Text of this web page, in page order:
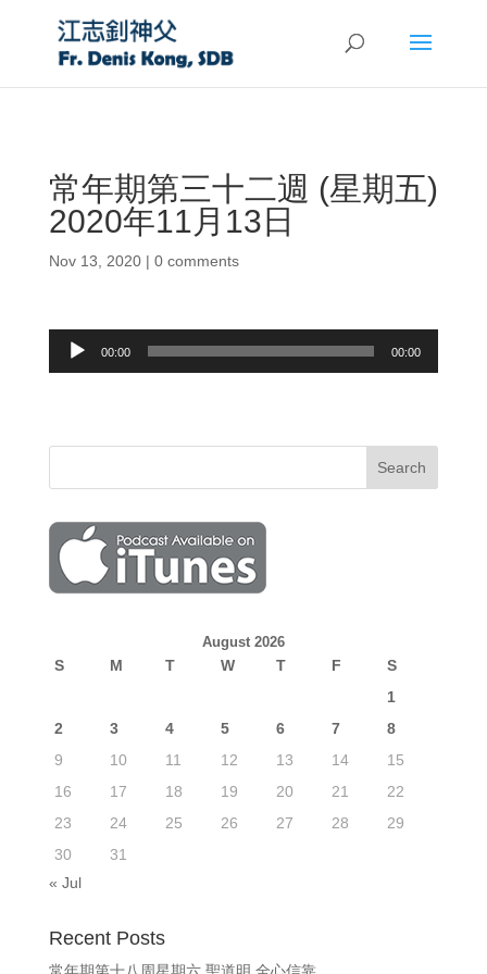
常年期第三十二週 (星期五)
2020年11月13日
Nov 13, 2020| 0 comments
Audio
00:00 00:00
August 2026
S M T W T F
S
1
2
3 4 5 6 7
8
9
10 11 12 13 14
15
16
17 18 19 20 21
22
23
24 25 26 27 28
29
30
31
« Jul
Recent Posts